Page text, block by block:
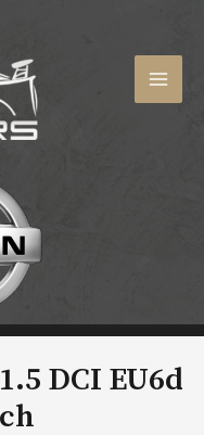
1.5 DCI EU6d